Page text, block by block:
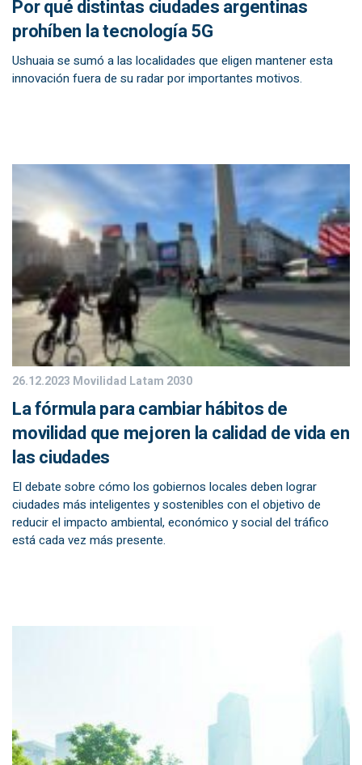
Por qué distintas ciudades argentinas
prohíben la tecnología 5G
Ushuaia se sumó a las localidades que eligen mantener esta
innovación fuera de su radar por importantes motivos.
26.12.2023 Movilidad Latam 2030
La fórmula para cambiar hábitos de
movilidad que mejoren la calidad de vida en
las ciudades
El debate sobre cómo los gobiernos locales deben lograr
ciudades más inteligentes y sostenibles con el objetivo de
reducir el impacto ambiental, económico y social del tráfico
está cada vez más presente.